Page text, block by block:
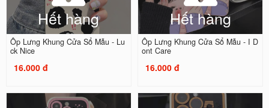
Hết hàng
Ốp Lưng Khung Cửa Sổ Mẫu - Lu
ck Nice
16.000 đ
Hết hàng
Ốp Lưng Khung Cửa Sổ Mẫu - I D
ont Care
16.000 đ